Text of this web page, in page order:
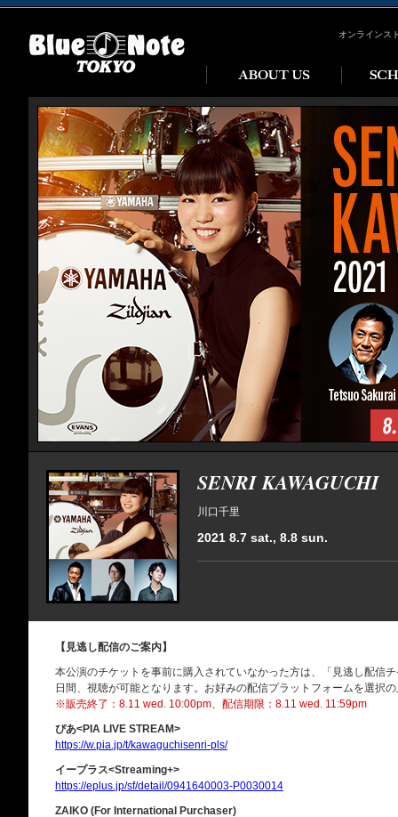
オンラインス
SENRI KAWAGUCHI
川口千里
2021 8.7 sat., 8.8 sun.
【見逃し配信のご案内】
本公演のチケットを事前に購入されていなかった方は、「見逃し配信
日間、視聴が可能となります。お好みの配信プラットフォームを選択
※販売終了：8.11 wed. 10:00pm、配信期限：8.11 wed. 11:59pm
ぴあ<PIA LIVE STREAM>
https://w.pia.jp/t/kawaguchisenri-pls/
イープラス<Streaming+>
https://eplus.jp/sf/detail/0941640003-P0030014
ZAIKO (For International Purchaser)